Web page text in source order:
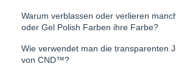
Warum verblassen oder verlieren
oder Gel Polish Farben ihre Farbe?
Wie verwendet man die transparenten
von CND™?